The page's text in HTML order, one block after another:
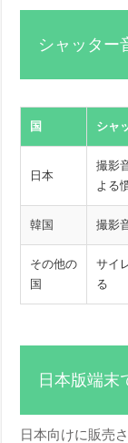
シャッター
国 シャ
日本
撮影
よる
韓国 撮影
その他の
国
サイ
る
日本版端末
日本向けに販売